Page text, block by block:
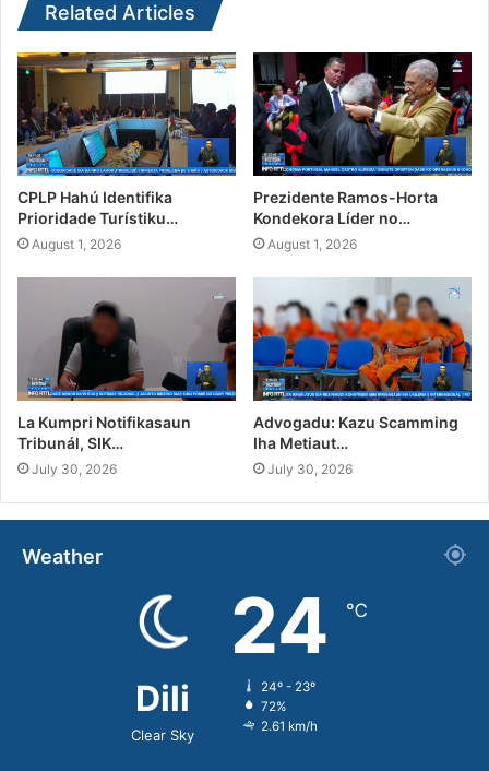
Related Articles
CPLP Hahú Identifika
Prioridade Turístiku…
August 1, 2026
Prezidente Ramos-Horta
Kondekora Líder no…
August 1, 2026
La Kumpri Notifikasaun
Tribunál, SIK…
July 30, 2026
Advogadu: Kazu Scamming
Iha Metiaut…
July 30, 2026
Weather
Dili
Clear Sky
24 ℃
24º - 23º
72%
2.61 km/h